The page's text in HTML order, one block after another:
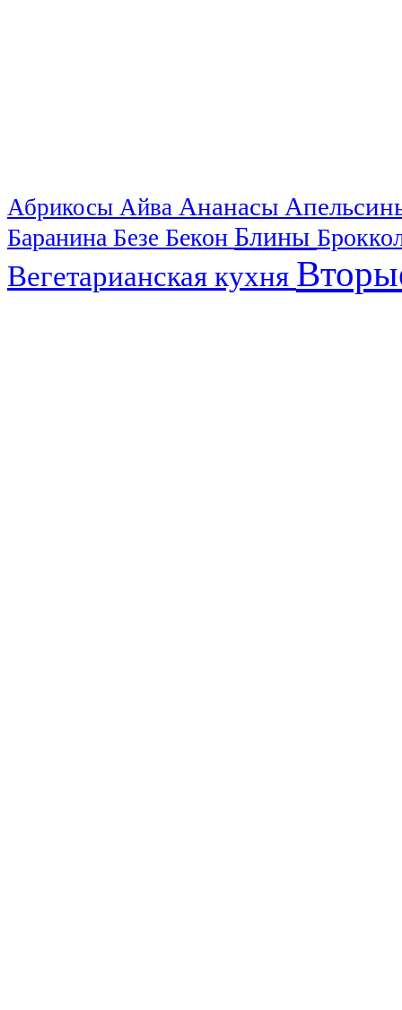
Абрикосы Айва Ананасы
Баранина Безе Бекон Блины
Вегетарианская кухня